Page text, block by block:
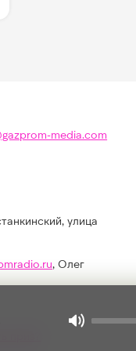
media.com
улица
, Олег